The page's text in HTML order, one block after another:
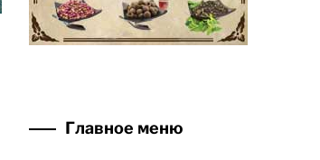
Главное меню